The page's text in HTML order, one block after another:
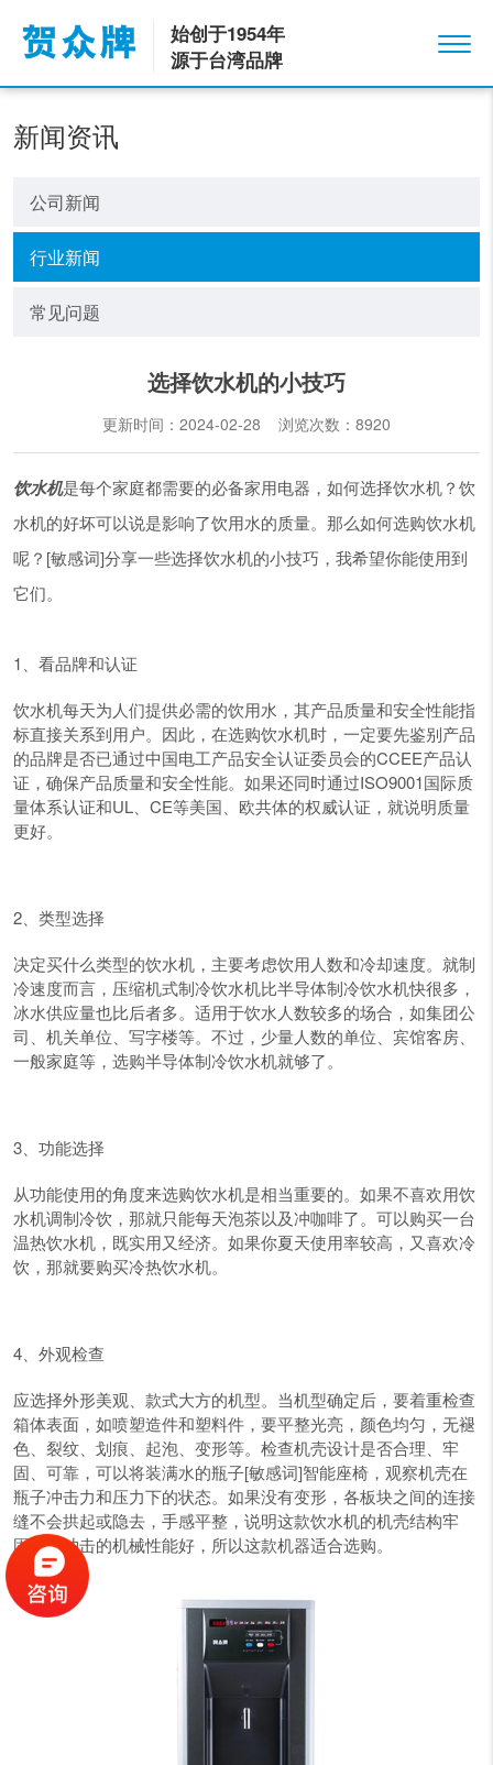
始创于1954年
源于台湾品牌
新闻资讯
公司新闻
行业新闻
常见问题
选择饮水机的小技巧
更新时间：2024-02-28 浏览次数： 8920
饮水机是每个家庭都需要的必备家用电器，如何选择饮水机？饮
水机的好坏可以说是影响了饮用水的质量。那么如何选购饮水机
呢？[敏感词]分享一些选择饮水机的小技巧，我希望你能使用到
它们。
1、看品牌和认证
饮水机每天为人们提供必需的饮用水，其产品质量和安全性能指
标直接关系到用户。因此，在选购饮水机时，一定要先鉴别产品
的品牌是否已通过中国电工产品安全认证委员会的CCEE产品认
证，确保产品质量和安全性能。如果还同时通过ISO9001国际质
量体系认证和UL、CE等美国、欧共体的权威认证，就说明质量
更好。
2、类型选择
决定买什么类型的饮水机，主要考虑饮用人数和冷却速度。就制
冷速度而言，压缩机式制冷饮水机比半导体制冷饮水机快很多，
冰水供应量也比后者多。适用于饮水人数较多的场合，如集团公
司、机关单位、写字楼等。不过，少量人数的单位、宾馆客房、
一般家庭等，选购半导体制冷饮水机就够了。
3、功能选择
从功能使用的角度来选购饮水机是相当重要的。如果不喜欢用饮
水机调制冷饮，那就只能每天泡茶以及冲咖啡了。可以购买一台
温热饮水机，既实用又经济。如果你夏天使用率较高，又喜欢冷
饮，那就要购买冷热饮水机。
4、外观检查
应选择外形美观、款式大方的机型。当机型确定后，要着重检查
箱体表面，如喷塑造件和塑料件，要平整光亮，颜色均匀，无褪
色、裂纹、划痕、起泡、变形等。检查机壳设计是否合理、牢
固、可靠，可以将装满水的瓶子[敏感词]智能座椅，观察机壳在
瓶子冲击力和压力下的状态。如果没有变形，各板块之间的连接
缝不会拱起或隐去，手感平整，说明这款饮水机的机壳结构牢
固，抗冲击的机械性能好，所以这款机器适合选购。